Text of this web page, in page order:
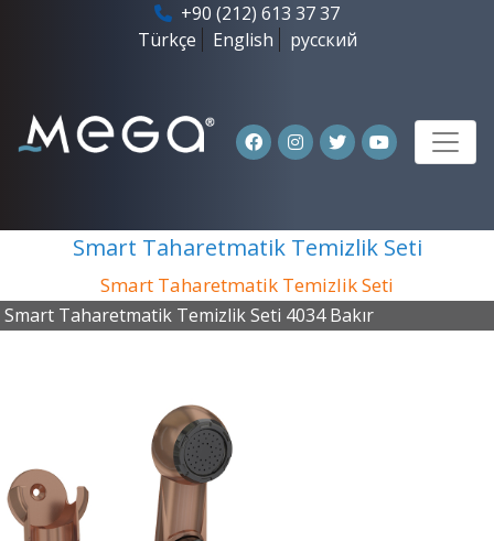
+90 (212) 613 37 37
Türkçe
English русский
Smart Taharetmatik Temizlik Seti
Smart Taharetmatik Temizlik Seti
Smart Taharetmatik Temizlik Seti 4034 Bakır